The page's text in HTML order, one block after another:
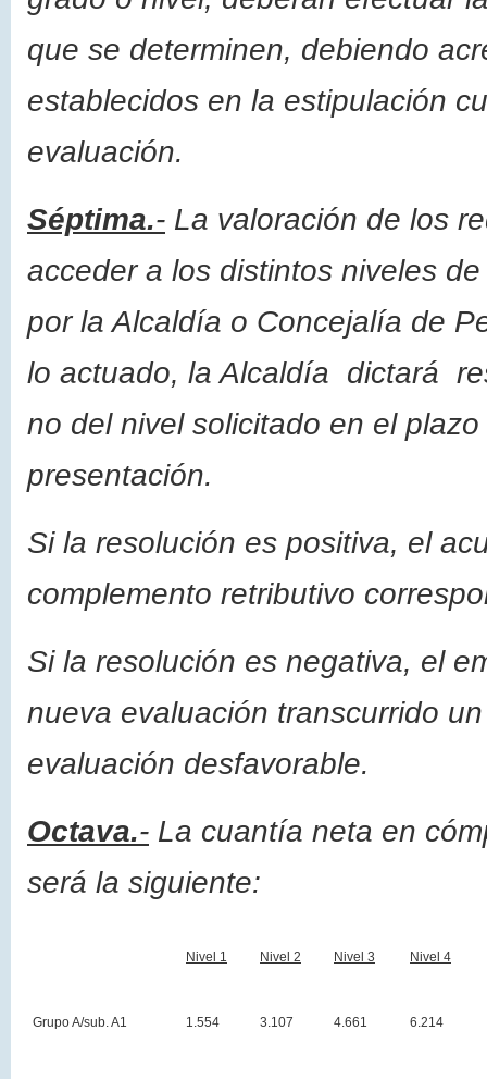
que se determinen, debiendo
establecidos en la estipulación
evaluación.
Séptima.- La valoración de los
acceder a los distintos niveles
por la Alcaldía o Concejalía de
lo actuado, la Alcaldía dictará
no del nivel solicitado en el
presentación.
Si la resolución es positiva, el
complemento retributivo
Si la resolución es negativa, el
nueva evaluación transcurrido
evaluación desfavorable.
Octava.- La cuantía neta en
será la siguiente:
Nivel 1 Nivel 2 Nivel 3 Nivel 4
Grupo A/sub. A1 1.554 3.107 4.661 6.214